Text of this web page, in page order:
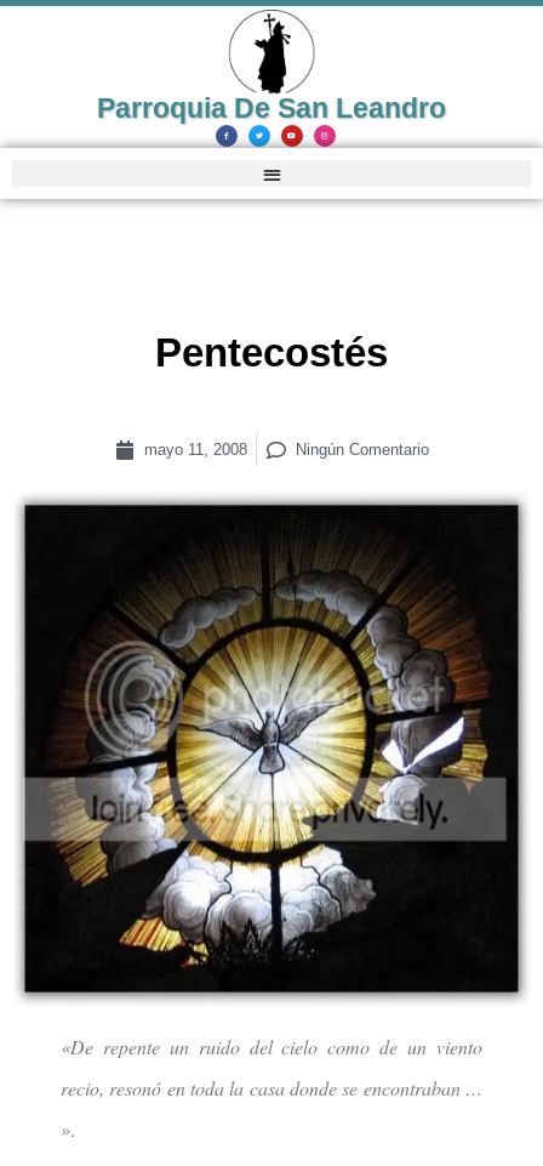
Parroquia De San Leandro
Pentecostés
mayo 11, 2008 Ningún Comentario
«De repente un ruido del cielo como de un viento
recio, resonó en toda la casa donde se encontraban …
».